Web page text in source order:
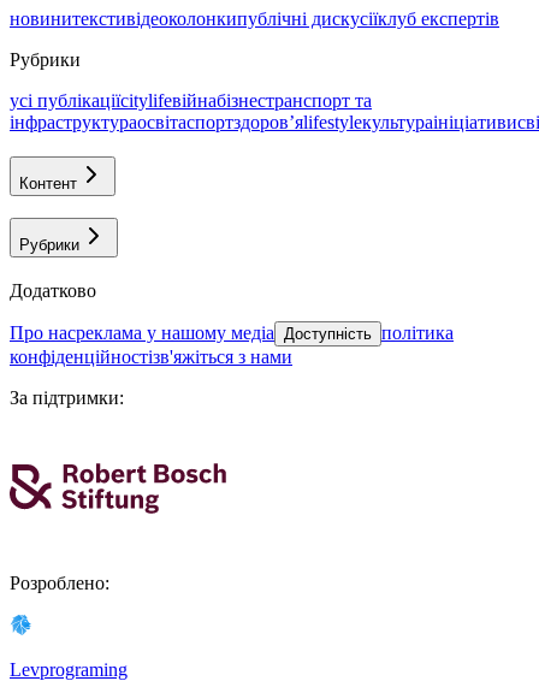
новинитекстивідеоколонкипублічні дискусіїклуб експертів
Рубрики
усі публікаціїcitylifeвійнабізнестранспорт та
інфраструктураосвітаспортздоровʼяlifestyleкультураініціативи
Контент
Рубрики
Додатково
про насреклама у нашому медіа Доступність політика
конфіденційностізв'яжіться з нами
За підтримки:
Розроблено:
Levprograming